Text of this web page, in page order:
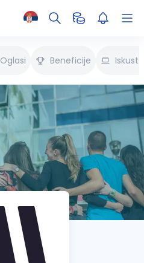
Oglasi Beneficije